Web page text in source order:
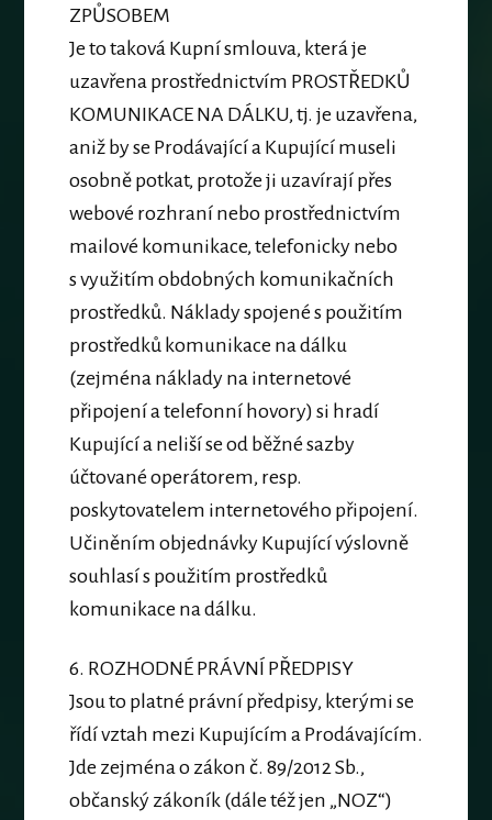
ZPŮSOBEM
Je to taková Kupní smlouva, která je
uzavřena prostřednictvím PROSTŘEDKŮ
KOMUNIKACE NA DÁLKU, tj. je uzavřena,
aniž by se Prodávající a Kupující museli
osobně potkat, protože ji uzavírají přes
webové rozhraní nebo prostřednictvím
mailové komunikace, telefonicky nebo
s využitím obdobných komunikačních
prostředků. Náklady spojené s použitím
prostředků komunikace na dálku
(zejména náklady na internetové
připojení a telefonní hovory) si hradí
Kupující a neliší se od běžné sazby
účtované operátorem, resp.
poskytovatelem internetového připojení.
Učiněním objednávky Kupující výslovně
souhlasí s použitím prostředků
komunikace na dálku.
6. ROZHODNÉ PRÁVNÍ PŘEDPISY
Jsou to platné právní předpisy, kterými se
řídí vztah mezi Kupujícím a Prodávajícím.
Jde zejména o zákon č. 89/2012 Sb.,
občanský zákoník (dále též jen „NOZ“)